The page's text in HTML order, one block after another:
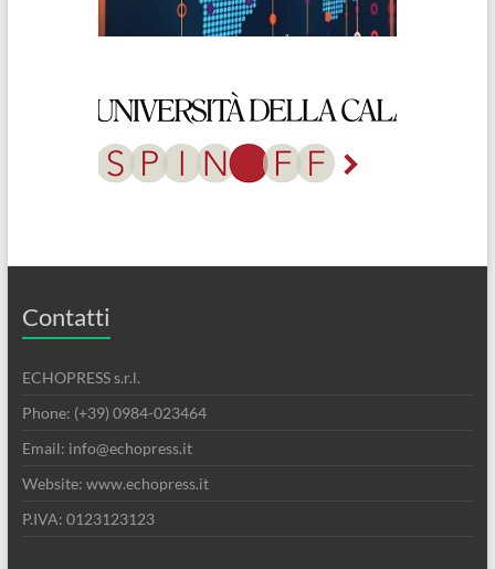
Contatti
ECHOPRESS s.r.l.
Phone: (+39) 0984-023464
Email: info@echopress.it
Website: www.echopress.it
P.IVA: 0123123123